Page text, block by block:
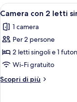
children)
Adults
children)
Apri
tutte
le
foto
per
Camera
con
2
4
Camera con 2 letti
1 camera
Per 2 persone
2 letti singoli e 1
Wi-Fi gratuito
Scopri di più
Altri